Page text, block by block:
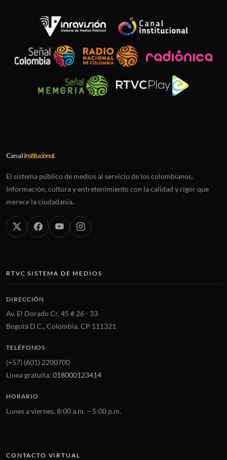
CanalInstitucional.
El sistema público de medios al servicio de los colombianos.
Información, cultura y entretenimiento con la calidad y rigor que
merece la ciudadanía.
RTVC SISTEMA DE MEDIOS
DIRECCIÓN
Av. El Dorado Cr. 45 # 26 - 33
Bogotá D.C., Colombia. CP 111321
TELÉFONOS
(+57) (601) 2200700
Línea gratuita: 018000123414
HORARIO
Lunes a viernes, 8:00 a.m. – 5:00 p.m.
CONTACTO VIRTUAL